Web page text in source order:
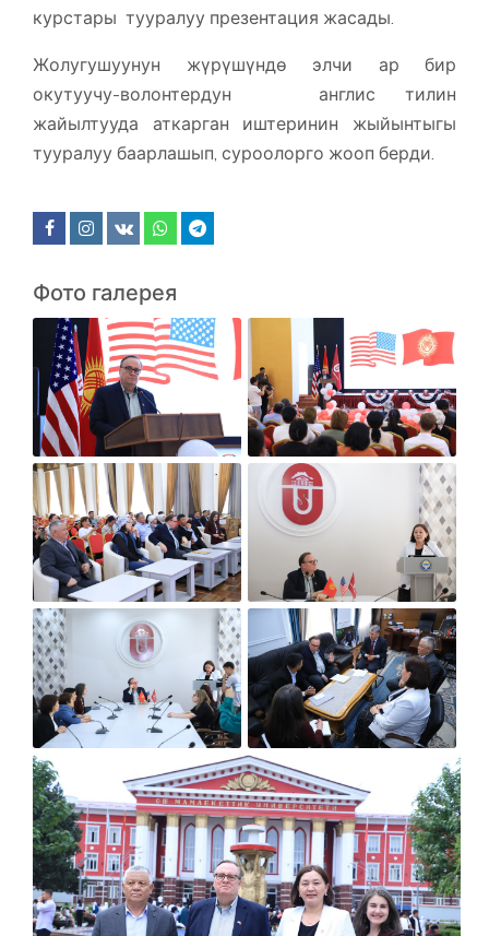
курстары тууралуу презентация жасады.
Жолугушуунун жүрүшүндө элчи ар бир
окутуучу-волонтердун англис тилин
жайылтууда аткарган иштеринин жыйынтыгы
тууралуу баарлашып, суроолорго жооп берди.
Фото галерея